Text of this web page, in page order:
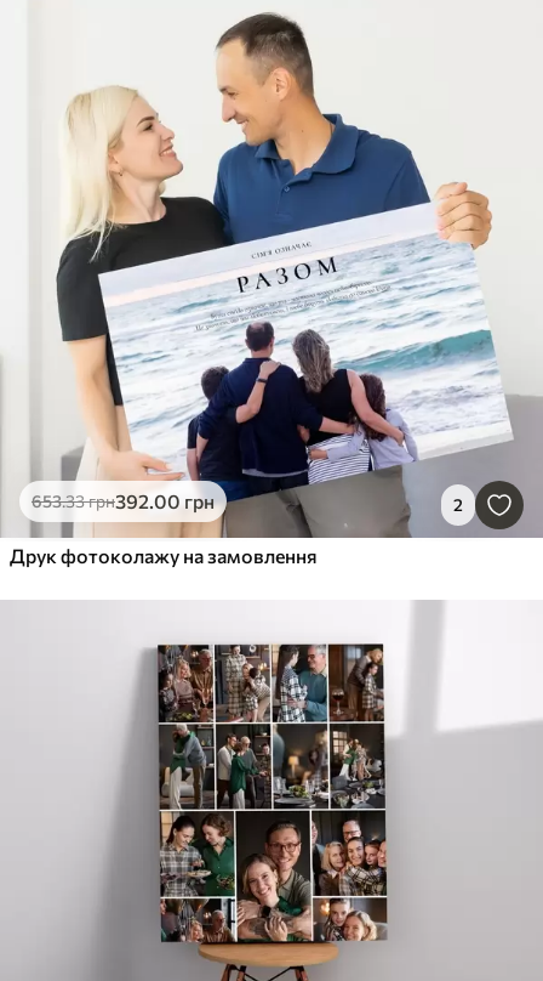
653.33грн392.00 грн 2
Друк фотоколажу на замовлення